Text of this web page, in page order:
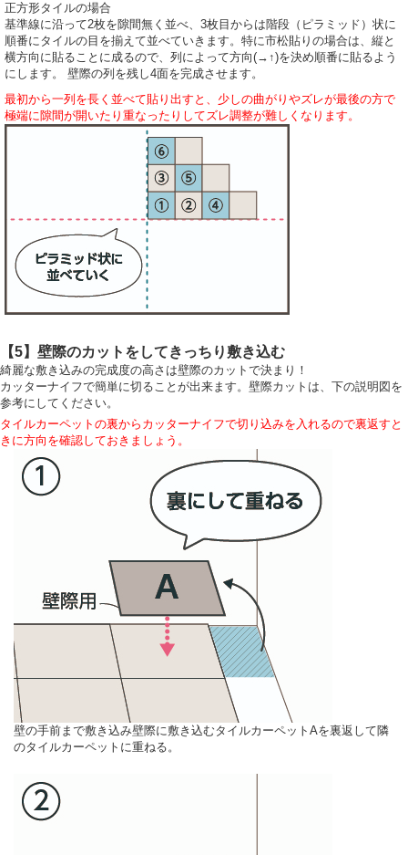
正方形タイルの場合
基準線に沿って2枚を隙間無く並べ、3枚目からは階段（ピラミッド）状に
順番にタイルの目を揃えて並べていきます。特に市松貼りの場合は、縦と
横方向に貼ることに成るので、列によって方向(→↑)を決め順番に貼るよう
にします。 壁際の列を残し4面を完成させます。
最初から一列を長く並べて貼り出すと、少しの曲がりやズレが最後の方で
極端に隙間が開いたり重なったりしてズレ調整が難しくなります。
【5】壁際のカットをしてきっちり敷き込む
綺麗な敷き込みの完成度の高さは壁際のカットで決まり！
カッターナイフで簡単に切ることが出来ます。壁際カットは、下の説明図を
参考にしてください。
タイルカーペットの裏からカッターナイフで切り込みを入れるので裏返すと
きに方向を確認しておきましょう。
壁の手前まで敷き込み壁際に敷き込むタイルカーペットAを裏返して隣
のタイルカーペットに重ねる。